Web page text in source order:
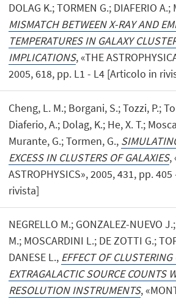
DOLAG K.; TORMEN G.; DIAFERIO A.;
MISMATCH BETWEEN X-RAY AND
TEMPERATURES IN GALAXY
IMPLICATIONS, «THE
2005, 618, pp. L1 - L4 [Articolo in
Cheng, L. M.; Borgani, S.; Tozzi, P.;
Diaferio, A.; Dolag, K.; He, X. T.;
Murante, G.; Tormen, G.,
EXCESS IN CLUSTERS OF GALAXIES,
ASTROPHYSICS», 2005, 431, pp.
rivista]
NEGRELLO M.; GONZALEZ-NUEVO
M.; MOSCARDINI L.; DE ZOTTI G.;
DANESE L., EFFECT OF CLUSTERING
EXTRAGALACTIC SOURCE COUNTS
RESOLUTION INSTRUMENTS,